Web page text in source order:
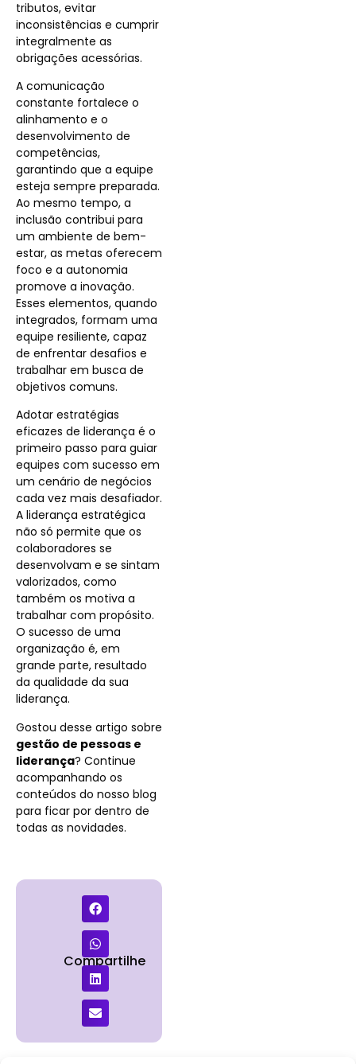
tributos, evitar
inconsistências e cumprir
integralmente as
obrigações acessórias.
A comunicação
constante fortalece o
alinhamento e o
desenvolvimento de
competências,
garantindo que a equipe
esteja sempre preparada.
Ao mesmo tempo, a
inclusão contribui para
um ambiente de bem-
estar, as metas oferecem
foco e a autonomia
promove a inovação.
Esses elementos, quando
integrados, formam uma
equipe resiliente, capaz
de enfrentar desafios e
trabalhar em busca de
objetivos comuns.
Adotar estratégias
eficazes de liderança é o
primeiro passo para guiar
equipes com sucesso em
um cenário de negócios
cada vez mais desafiador.
A liderança estratégica
não só permite que os
colaboradores se
desenvolvam e se sintam
valorizados, como
também os motiva a
trabalhar com propósito.
O sucesso de uma
organização é, em
grande parte, resultado
da qualidade da sua
liderança.
Gostou desse artigo sobre
gestão de pessoas e
liderança? Continue
acompanhando os
conteúdos do nosso blog
para ficar por dentro de
todas as novidades.
Compartilhe